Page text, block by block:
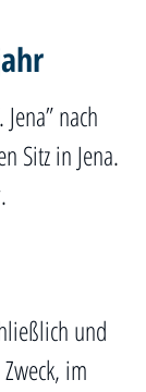
nach
Sitz in Jena.
und
im